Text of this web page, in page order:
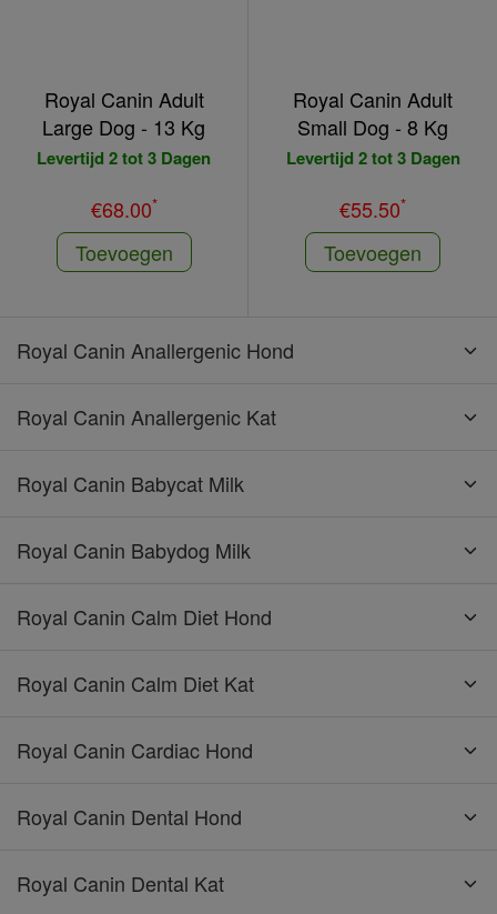
Royal Canin Adult
Large Dog - 13 Kg
Levertijd 2 tot 3 Dagen
€68.00*
Toevoegen
Royal Canin Adult
Small Dog - 8 Kg
Levertijd 2 tot 3 Dagen
€55.50*
Toevoegen
Royal Canin Anallergenic Hond
Royal Canin Anallergenic Kat
Royal Canin Babycat Milk
Royal Canin Babydog Milk
Royal Canin Calm Diet Hond
Royal Canin Calm Diet Kat
Royal Canin Cardiac Hond
Royal Canin Dental Hond
Royal Canin Dental Kat